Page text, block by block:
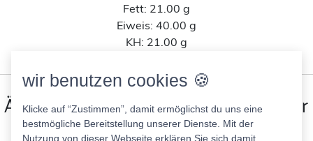
Fett: 21.00 g
Eiweis: 40.00 g
KH: 21.00 g
Ähnliche Lebensmittel wie Premier
Protein Riegel choc peanut nach
wir benutzen cookies 🍪
Klicke auf “Zustimmen”, damit ermöglichst du uns eine
bestmögliche Bereitstellung unserer Dienste. Mit der
Nutzung von dieser Webseite erklären Sie sich damit